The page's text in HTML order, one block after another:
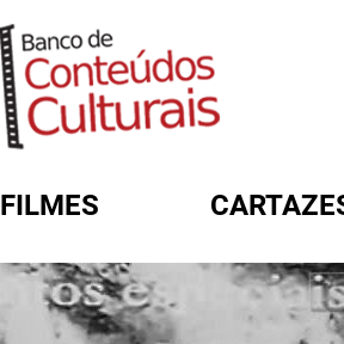
FILMES
FORMULÁRIO